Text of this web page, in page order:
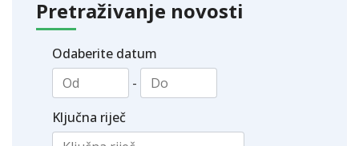
Pretraživanje novosti
Odaberite datum
-
Ključna riječ